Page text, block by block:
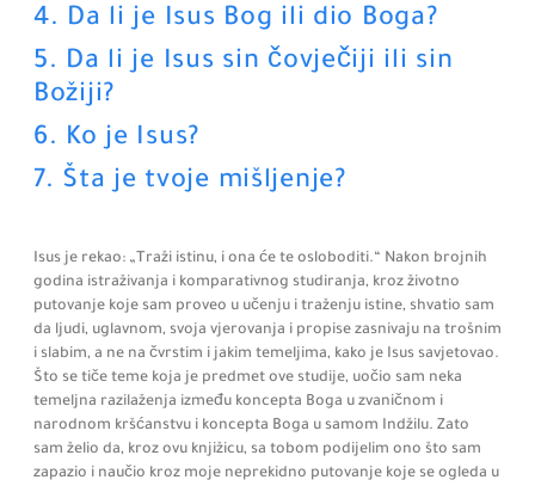
4. Da li je Isus Bog ili dio Boga?
5. Da li je Isus sin čovječiji ili sin
Božiji?
6. Ko je Isus?
7. Šta je tvoje mišljenje?
Isus je rekao: „Traži istinu, i ona će te osloboditi.“ Nakon brojnih
godina istraživanja i komparativnog studiranja, kroz životno
putovanje koje sam proveo u učenju i traženju istine, shvatio sam
da ljudi, uglavnom, svoja vjerovanja i propise zasnivaju na trošnim
i slabim, a ne na čvrstim i jakim temeljima, kako je Isus savjetovao.
Što se tiče teme koja je predmet ove studije, uočio sam neka
temeljna razilaženja između koncepta Boga u zvaničnom i
narodnom kršćanstvu i koncepta Boga u samom Indžilu. Zato
sam želio da, kroz ovu knjižicu, sa tobom podijelim ono što sam
zapazio i naučio kroz moje neprekidno putovanje koje se ogleda u